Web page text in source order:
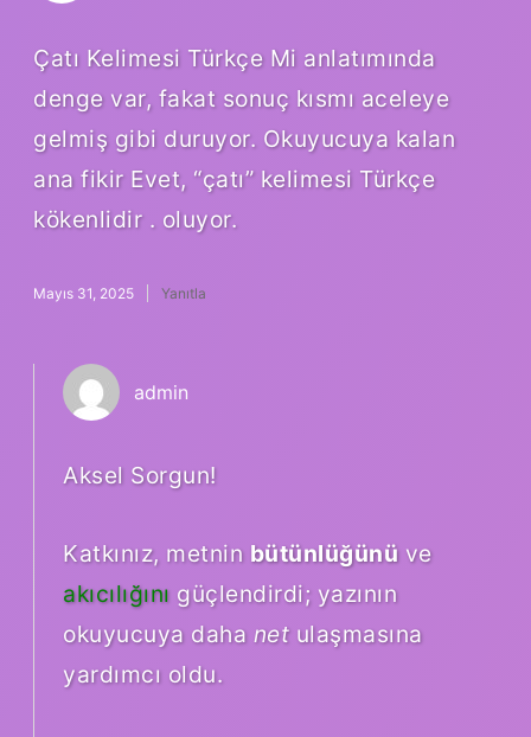
Çatı Kelimesi Türkçe Mi anlatımında
denge var, fakat sonuç kısmı aceleye
gelmiş gibi duruyor. Okuyucuya kalan
ana fikir Evet, “çatı” kelimesi Türkçe
kökenlidir . oluyor.
Mayıs 31, 2025 Yanıtla
admin
Aksel Sorgun!
Katkınız, metnin bütünlüğünüve
akıcılığını güçlendirdi; yazının
okuyucuya daha netulaşmasına
yardımcı oldu.